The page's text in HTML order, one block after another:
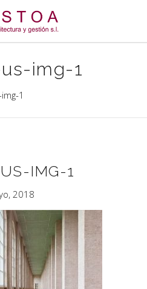
img-1
1
IMG-1
2018